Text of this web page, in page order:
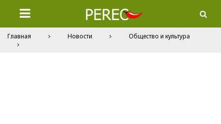
Главная Новости Общество и культура